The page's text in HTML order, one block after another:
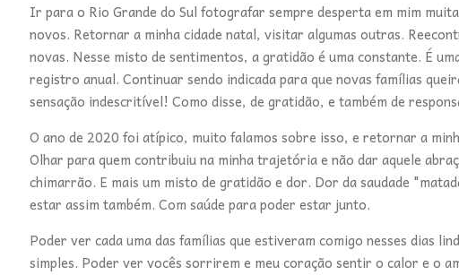
Ir para o Rio Grande do Sul fotografar sempre desperta em mim
novos. Retornar a minha cidade natal, visitar algumas outras.
novas. Nesse misto de sentimentos, a gratidão é uma constante. É
registro anual. Continuar sendo indicada para que novas famílias
sensação indescritível! Como disse, de gratidão, e também de
O ano de 2020 foi atípico, muito falamos sobre isso, e retornar a
Olhar para quem contribuiu na minha trajetória e não dar aquele
chimarrão. E mais um misto de gratidão e dor. Dor da saudade
estar assim também. Com saúde para poder estar junto.
Poder ver cada uma das famílias que estiveram comigo nesses dias
simples. Poder ver vocês sorrirem e meu coração sentir o calor e o